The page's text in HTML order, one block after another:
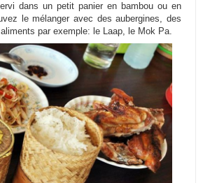
dans un petit panier en bambou ou en
le mélanger avec des aubergines, des
par exemple: le Laap, le Mok Pa.